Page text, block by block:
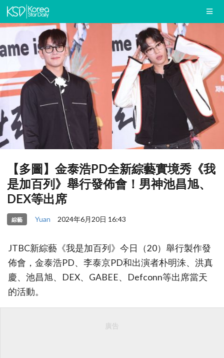
【多圖】金泰浩PD全新綜藝實境秀《我
是加百列》舉行發佈會！男神池昌旭、
DEX等出席
綜藝 Yuan 2024年6月20日 16:43
JTBC新綜藝《我是加百列》今日（20）舉行製作發
佈會，金泰浩PD、李泰京PD和出演者朴明洙、洪真
慶、池昌旭、DEX、GABEE、Defconn等出席當天
的活動。
廣告